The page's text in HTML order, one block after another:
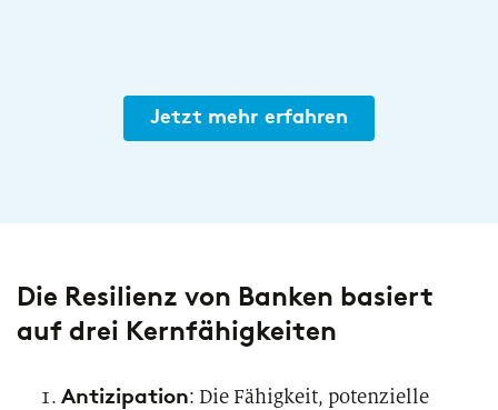
Jetzt mehr erfahren
Die Resilienz von Banken basiert
auf drei Kernfähigkeiten
Antizipation: Die Fähigkeit, potenzielle